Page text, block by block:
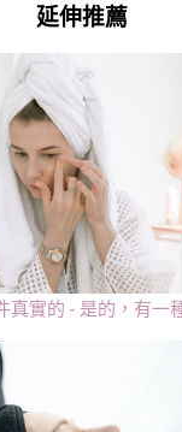
延伸推薦
真實的 - 是的，有一